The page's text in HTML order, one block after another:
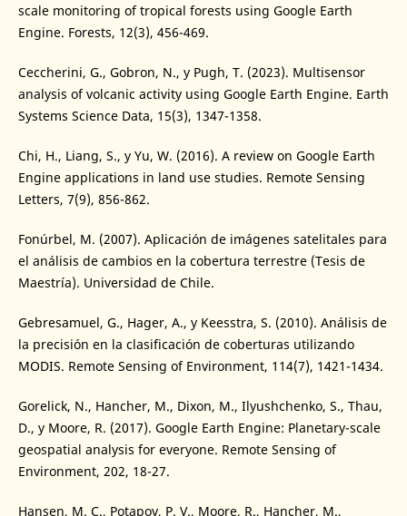
scale monitoring of tropical forests using Google Earth
Engine. Forests, 12(3), 456-469.
Ceccherini, G., Gobron, N., y Pugh, T. (2023). Multisensor
analysis of volcanic activity using Google Earth Engine. Earth
Systems Science Data, 15(3), 1347-1358.
Chi, H., Liang, S., y Yu, W. (2016). A review on Google Earth
Engine applications in land use studies. Remote Sensing
Letters, 7(9), 856-862.
Fonúrbel, M. (2007). Aplicación de imágenes satelitales para
el análisis de cambios en la cobertura terrestre (Tesis de
Maestría). Universidad de Chile.
Gebresamuel, G., Hager, A., y Keesstra, S. (2010). Análisis de
la precisión en la clasificación de coberturas utilizando
MODIS. Remote Sensing of Environment, 114(7), 1421-1434.
Gorelick, N., Hancher, M., Dixon, M., Ilyushchenko, S., Thau,
D., y Moore, R. (2017). Google Earth Engine: Planetary-scale
geospatial analysis for everyone. Remote Sensing of
Environment, 202, 18-27.
Hansen, M. C., Potapov, P. V., Moore, R., Hancher, M.,